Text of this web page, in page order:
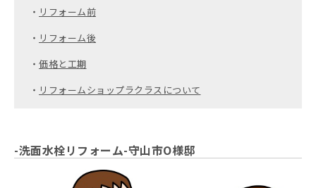
・ リフォーム前
・ リフォーム後
・ 価格と工期
・ リフォームショップラクラスについて
-洗面水栓リフォーム-守山市O様邸